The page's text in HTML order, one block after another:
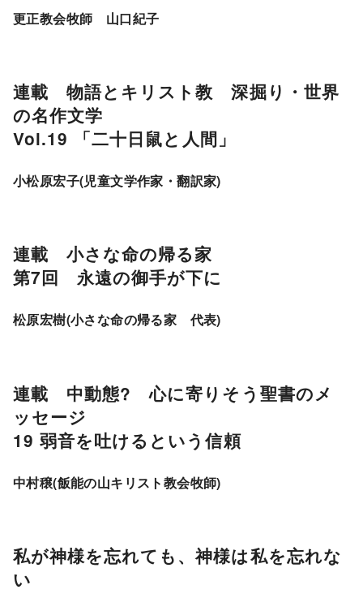
更正教会牧師 山口紀子
連載 物語とキリスト教 深掘り・世界
の名作文学
Vol.19 「二十日鼠と人間」
小松原宏子(児童文学作家・翻訳家)
連載 小さな命の帰る家
第7回 永遠の御手が下に
松原宏樹(小さな命の帰る家 代表)
連載 中動態? 心に寄りそう聖書のメ
ッセージ
19 弱音を吐けるという信頼
中村穣(飯能の山キリスト教会牧師)
私が神様を忘れても、神様は私を忘れな
い